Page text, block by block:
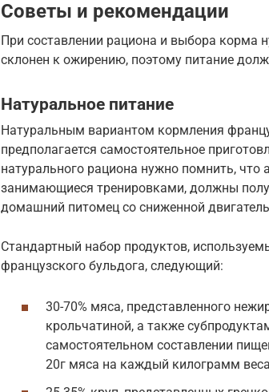
Советы и рекомендации
При составлении рациона и выбора корма
склонен к ожирению, поэтому питание
Натуральное питание
Натуральным вариантом кормления
предполагается самостоятельное
натурального рациона нужно помнить,
занимающиеся тренировками, должны
домашний питомец со сниженной
Стандартный набор продуктов,
французского бульдога, следующий:
30-70% мяса, представленного
крольчатиной, а также
самостоятельном составлении
20г мяса на каждый килограмм